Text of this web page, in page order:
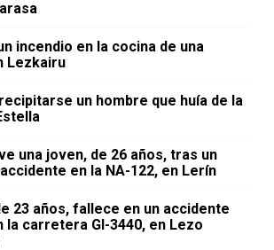
incendio en la cocina de una
Lezkairu
un hombre que huía de la
una joven, de 26 años, tras un
en la NA-122, en Lerín
23 años, fallece en un accidente
la carretera GI-3440, en Lezo